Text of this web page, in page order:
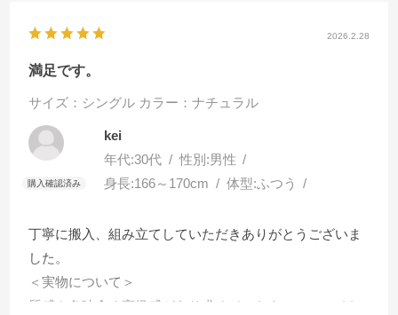
2026.2.28
満足です。
サイズ：シングル カラー：ナチュラル
kei
年代:30代 性別:男性
身長:166～170cm 体型:ふつう
丁寧に搬入、組み立てしていただきありがとうございま
した。
＜実物について＞
質感や色味含め高級感があり求めていたものにマッチし